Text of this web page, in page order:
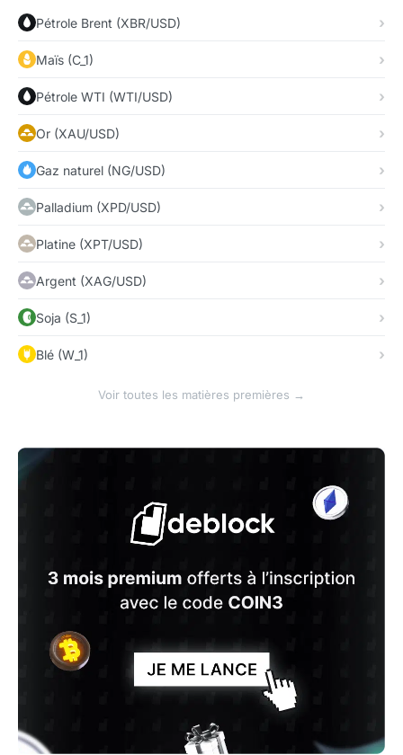
Pétrole Brent (XBR/USD)
Maïs (C_1)
Pétrole WTI (WTI/USD)
Or (XAU/USD)
Gaz naturel (NG/USD)
Palladium (XPD/USD)
Platine (XPT/USD)
Argent (XAG/USD)
Soja (S_1)
Blé (W_1)
Voir toutes les matières premières →